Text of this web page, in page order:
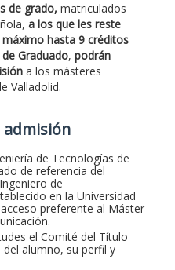
de grado, matriculados
a los que les reste
hasta 9 créditos
Graduado, podrán
a los másteres
Valladolid.
admisión
de Tecnologías de
de referencia del
de
en la Universidad
preferente al Máster
el Comité del Título
alumno, su perfil y